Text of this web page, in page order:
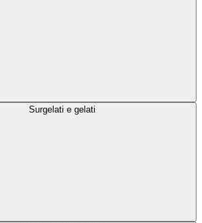
Surgelati e gelati